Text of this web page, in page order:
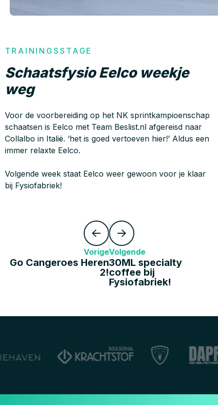
TRAININGSSTAGE
Schaatsfysio Eelco weekje
weg
Voor de voorbereiding op het NK sprintkampioenschap
schaatsen is Eelco met Team Beslist.nl afgereisd naar
Collalbo in Italië. ‘het is goed vertoeven hier!’ Aldus een
immer relaxte Eelco.
Volgende week staat Eelco weer gewoon voor je klaar
bij Fysiofabriek!
Vorige
Go Cangeroes Heren
2!
Volgende
30ML specialty
coffee bij
Fysiofabriek!